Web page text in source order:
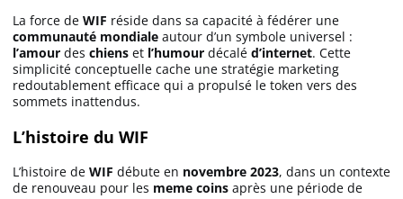
Bybit avis
MEXC avis
Weex avis
Bitunix avis
La force de WIF réside dans sa capacité à fédérer une
communauté mondiale autour d’un symbole universel :
l’amour des chiens et l’humour décalé d’internet. Cette
simplicité conceptuelle cache une stratégie marketing
redoutablement efficace qui a propulsé le token vers des
sommets inattendus.
L’histoire du WIF
L’histoire de WIF débute en novembre 2023, dans un contexte
de renouveau pour les meme coins après une période de